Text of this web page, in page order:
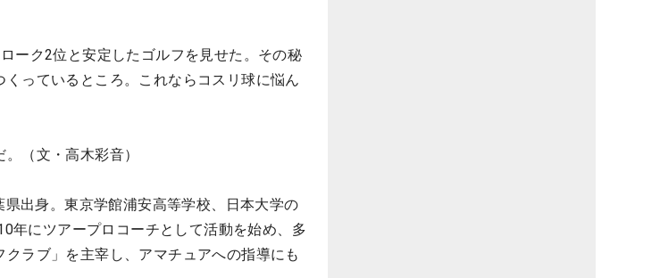
ーク2位と安定したゴルフを見せた。その秘
っているところ。これならコスリ球に悩ん
（文・高木彩音）
出身。東京学館浦安高等学校、日本大学の
年にツアープロコーチとして活動を始め、多
ラブ」を主宰し、アマチュアへの指導にも